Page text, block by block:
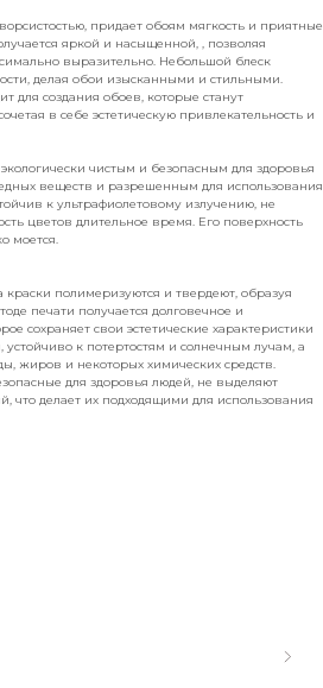
придает обоям мягкость и приятные
яркой и насыщенной, , позволяя
выразительно. Небольшой блеск
делая обои изысканными и стильными.
для создания обоев, которые станут
в себе эстетическую привлекательность и
чистым и безопасным для здоровья
веществ и разрешенным для использования
к ультрафиолетовому излучению, не
цветов длительное время. Его поверхность
моется.
краски полимеризуются и твердеют, образуя
печати получается долговечное и
сохраняет свои эстетические характеристики
к потертостям и солнечным лучам, а
жиров и некоторых химических средств.
для здоровья людей, не выделяют
что делает их подходящими для использования